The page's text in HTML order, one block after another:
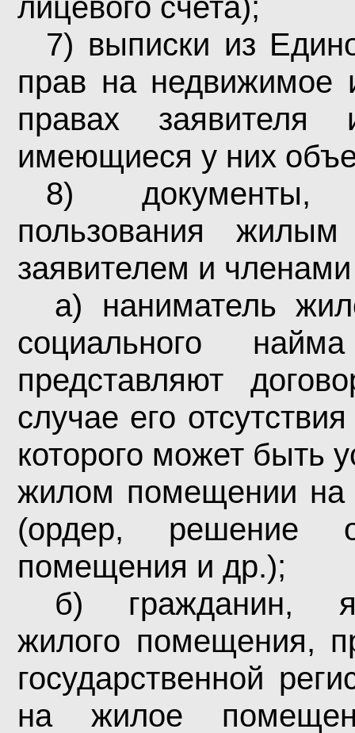
7) выписки из
прав на недвижимое
правах
имеющиеся у них
8) документы,
пользования
заявителем и
а) наниматель
социального
представляют
случае его
которого может быть
жилом помещении на
(ордер, решение
помещения и др.);
б) гражданин,
жилого помещения,
государственной
на жилое